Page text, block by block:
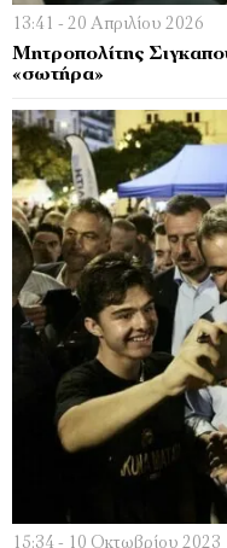
13:41 - 20 Απριλίου 2026
Μητροπολίτης
«σωτήρα»
15:34 - 10 Οκτωβρίου 2023